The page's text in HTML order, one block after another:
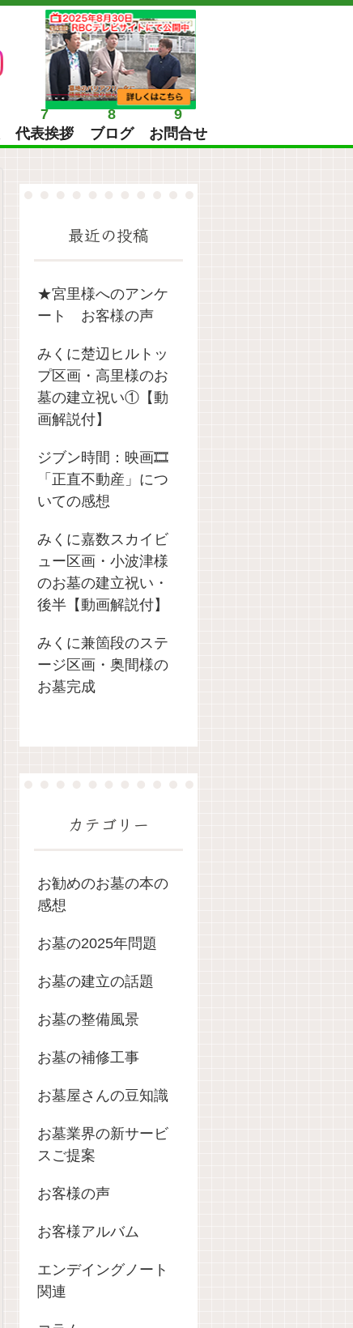
7
代表挨拶
8
ブログ
9
お問合せ
最近の投稿
★宮里様へのアンケ
ート お客様の声
みくに楚辺ヒルトッ
プ区画・高里様のお
墓の建立祝い①【動
画解説付】
ジブン時間：映画🎞️
「正直不動産」につ
いての感想
みくに嘉数スカイビ
ュー区画・小波津様
のお墓の建立祝い・
後半【動画解説付】
みくに兼箇段のステ
ージ区画・奥間様の
お墓完成
カテゴリー
お勧めのお墓の本の
感想
お墓の2025年問題
お墓の建立の話題
お墓の整備風景
お墓の補修工事
お墓屋さんの豆知識
お墓業界の新サービ
スご提案
お客様の声
お客様アルバム
エンデイングノート
関連